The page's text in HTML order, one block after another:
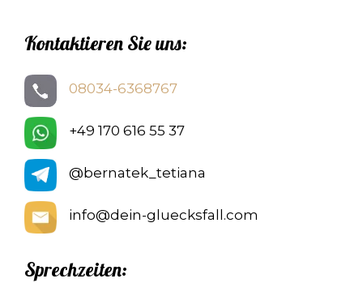
Kontaktieren Sie uns:
08034-6368767
+49 170 616 55 37
@bernatek_tetiana
info@dein-gluecksfall.com
Sprechzeiten: